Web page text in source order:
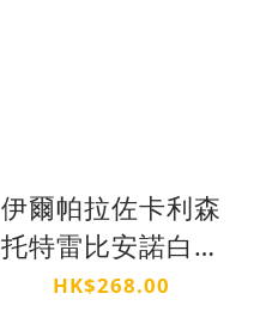
伊爾帕拉佐卡利森
托特雷比安諾白葡
萄酒 2022 年份 意
HK$268.00